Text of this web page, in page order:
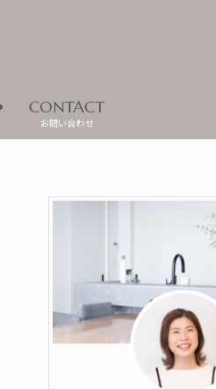
CONTACT
お問い合わせ